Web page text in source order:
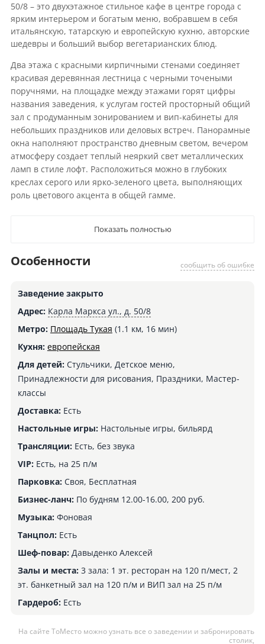
50/8 – это двухэтажное стильное кафе в центре города с
ярким интерьером и богатым меню, вобравшем в себя
итальянскую, татарскую и европейскую кухню, авторские
шедевры и больший выбор вегетарианских блюд.
Два этажа с красными кирпичными стенами соединяет
красивая деревянная лестница с черными точеными
поручнями, на площадке между этажами горят цифры
названия заведения, к услугам гостей просторный общий
зал с продуманным зонированием и вип-кабинеты для
небольших праздников или деловых встреч. Панорамные
окна наполняют пространство дневным светом, вечером
атмосферу создает теплый неяркий свет металлических
ламп в стиле лофт. Расположиться можно в глубоких
креслах серого или ярко-зеленого цвета, выполняющих
роль цветового акцента в общей гамме.
Показать полностью
сообщить об ошибке
Особенности
Заведение закрыто
Адрес: Карла Маркса ул., д. 50/8
Метро: Площадь Тукая (1.1 км, 16 мин)
Кухня: европейская
Для детей:Стульчики, Детское меню,
Принадлежности для рисования, Праздники, Мастер-
классы
Доставка:Есть
Настольные игры:Настольные игры, бильярд
Трансляции:Есть, без звука
VIP:Есть, на 25 п/м
Парковка:Своя, Бесплатная
Бизнес-ланч:По будням 12.00-16.00, 200 руб.
Музыка:Фоновая
Танцпол:Есть
Шеф-повар:Давыденко Алексей
Залы и места:3 зала: 1 эт. ресторан на 120 п/мест, 2
эт. банкетный зал на 120 п/м и ВИП зал на 25 п/м
Гардероб:Есть
На сайте ТоМесто можно узнать все о заведении и забронировать
столик,